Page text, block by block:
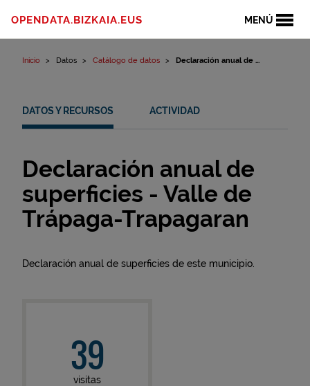
MENÚ
OPENDATA.BIZKAIA.EUS
Inicio Datos Catálogo de datos Declaración anual de ...
DATOS Y RECURSOS ACTIVIDAD
Declaración anual de
superficies - Valle de
Trápaga-Trapagaran
Declaración anual de superficies de este municipio.
39
visitas